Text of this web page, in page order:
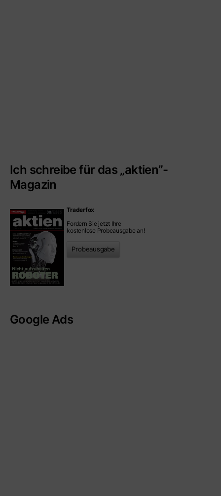
Ich schreibe für das „aktien”-
Magazin
Traderfox
Fordern Sie jetzt Ihre
kostenlose Probeausgabe an!
Probeausgabe
Google Ads